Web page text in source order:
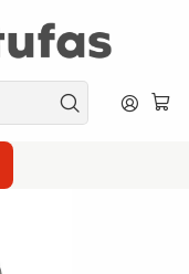
salir de casa!
Home Elements